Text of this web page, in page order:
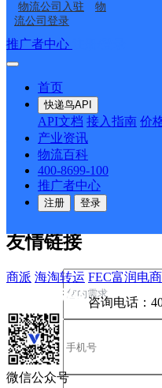
物流公司入驻
物
流公司登录
推广者中心
首页
快递鸟API
API文档 接入指南 价
产业资讯
物流百科
400-8699-100
推广者中心
注册 登录
决方案
接口API
API接口文档
API接口 DEMO下载
关于我们
公司介绍 企业动态
合作伙伴 快递鸟接口服务
户隐私政策
友情链接
商派 海淘转运 FEC富润电商
咨询电话：
微信公众号